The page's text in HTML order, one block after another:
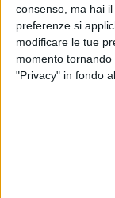
consenso, ma hai
preferenze si
modificare le tue
momento
"Privacy" in fondo
Palasport. Di
delle due date. E'
possa essere
In ogni caso i